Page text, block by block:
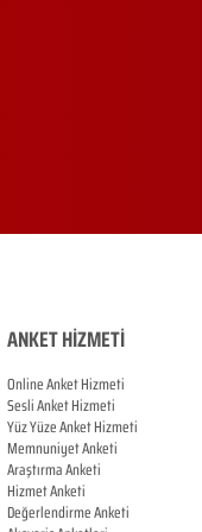
ANKET HİZMETİ
Online Anket Hizmeti
Sesli Anket Hizmeti
Yüz Yüze Anket Hizmeti
Memnuniyet Anketi
Araştırma Anketi
Hizmet Anketi
Değerlendirme Anketi